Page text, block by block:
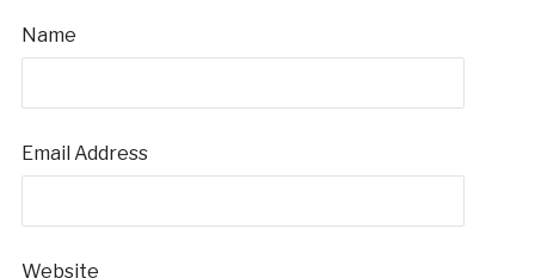
Name
Email Address
Website